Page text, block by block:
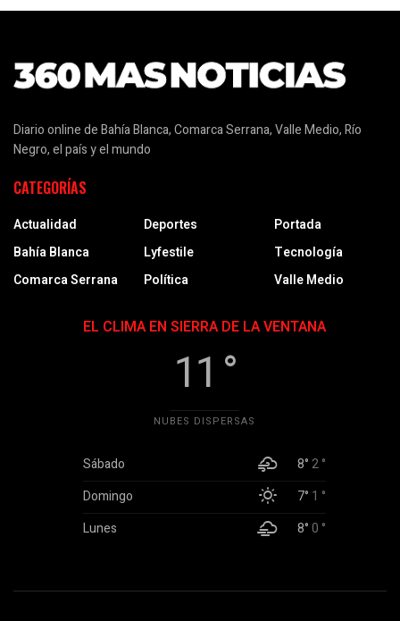
Diario online de Bahía Blanca, Comarca Serrana, Valle Medio, Río
Negro, el país y el mundo
CATEGORÍAS
Actualidad
Bahía Blanca
Comarca Serrana
Deportes
Lyfestile
Política
Portada
Tecnología
Valle Medio
EL CLIMA EN SIERRA DE LA VENTANA
11 °
NUBES DISPERSAS
Sábado 8°2 °
Domingo
7° 1 °
Lunes
8°0 °